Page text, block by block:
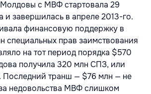
Молдовы с МВФ стартовала 29
и завершилась в апреле 2013-го.
финансовую поддержку в
специальных прав заимствования
на тот период порядка $570
получила 320 млн СПЗ, или
транш — $76 млн — не
недовольства МВФ слишком